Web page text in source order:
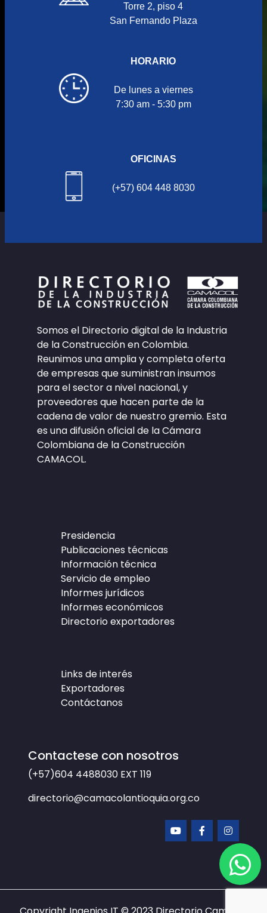
Torre 2, piso 4
San Fernando Plaza
HORARIO
De lunes a viernes
7:30 am - 5:30 pm
OFICINAS
(+57) 604 448 8030
Somos el Directorio digital de la Industria
de la Construcción en Colombia.
Reunimos una amplia y completa oferta
de empresas que suministran insumos
para el sector a nivel nacional, y
proveedores que hacen parte de la
cadena de valor de nuestro gremio. Esta
es una difusión oficial de la Cámara
Colombiana de la Construcción
CAMACOL.
Presidencia
Publicaciones técnicas
Información técnica
Servicio de empleo
Informes jurídicos
Informes económicos
Directorio exportadores
Links de interés
Exportadores
Contáctanos
Contactese con nosotros
(+57)604 4488030 EXT 119
directorio@camacolantioquia.org.co